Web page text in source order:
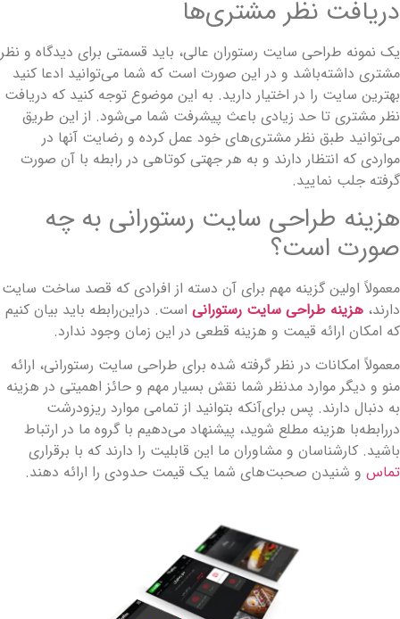
دریافت نظر مشتری‌ها
یک نمونه طراحی سایت رستوران عالی، باید قسمتی برای دیدگاه و نظر
مشتری داشته‌باشد و در این صورت است که شما می‌توانید ادعا کنید
بهترین سایت را در اختیار دارید. به این موضوع توجه کنید که دریافت
نظر مشتری تا حد زیادی باعث پیشرفت شما می‌شود. از این طریق
می‌توانید طبق نظر مشتری‌های خود عمل کرده و رضایت آنها در
مواردی که انتظار دارند و به هر جهتی کوتاهی در رابطه با آن صورت
گرفته جلب نمایید.
هزینه طراحی سایت رستورانی به چه
صورت است؟
معمولاً اولین گزینه مهم برای آن دسته از افرادی که قصد ساخت سایت
دارند، هزینه طراحی سایت رستورانیاست. دراین‌رابطه باید بیان کنیم
که امکان ارائه قیمت و هزینه قطعی در این زمان وجود ندارد.
معمولاً امکانات در نظر گرفته شده برای طراحی سایت رستورانی، ارائه
منو و دیگر موارد مدنظر شما نقش بسیار مهم و حائز اهمیتی در هزینه
به دنبال دارند. پس برای‌آنکه بتوانید از تمامی موارد ریزودرشت
دررابطه‌با هزینه مطلع شوید، پیشنهاد می‌دهیم با گروه ما در ارتباط
باشید. کارشناسان و مشاوران ما این قابلیت را دارند که با برقراری
تماسو شنیدن صحبت‌های شما یک قیمت حدودی را ارائه دهند.